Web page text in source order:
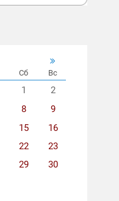
Сб Вс
1
2
8
9
15
16
22
23
29
30